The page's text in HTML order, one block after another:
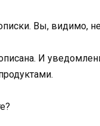
Вы, видимо,
И